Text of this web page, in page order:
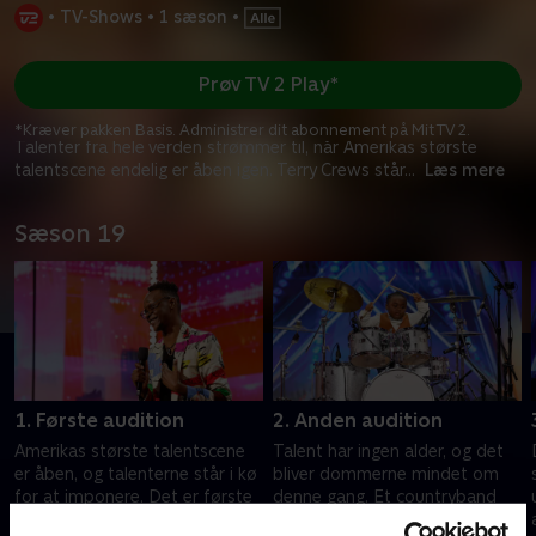
• TV-Shows • 1 sæson •
Talenter fra hele verden strømmer til, når Amerikas største
talentscene endelig er åben igen. Terry Crews står... Læs mere
Prøv TV 2 Play*
*Kræver pakken Basis. Administrer dit abonnement på Mit TV 2.
Sæson 19
1. Første audition
Amerikas største talentscene
er åben, og talenterne står i kø
for at imponere. Det er første
2. Anden audition
Talent har ingen alder, og det
bliver dommerne mindet om
denne gang. Et countryband
gør publikum vilde, mens et